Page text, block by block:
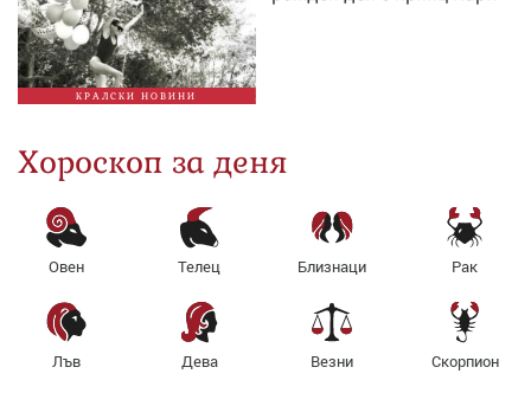
КРАЛСКИ НОВИНИ
Хороскоп за деня
Овен Телец Близнаци Рак
Лъв Дева Везни Скорпион